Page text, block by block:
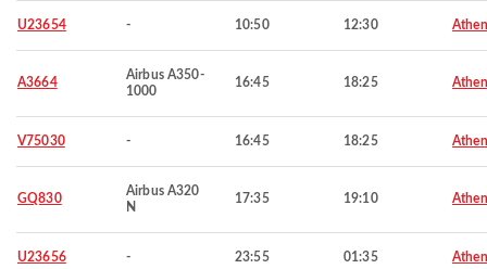
U23654 - 10:50 12:30
A3664
Airbus A350-
1000
16:45 18:25
V75030 - 16:45 18:25
GQ830
Airbus A320
N
17:35 19:10
U23656 - 23:55 01:35